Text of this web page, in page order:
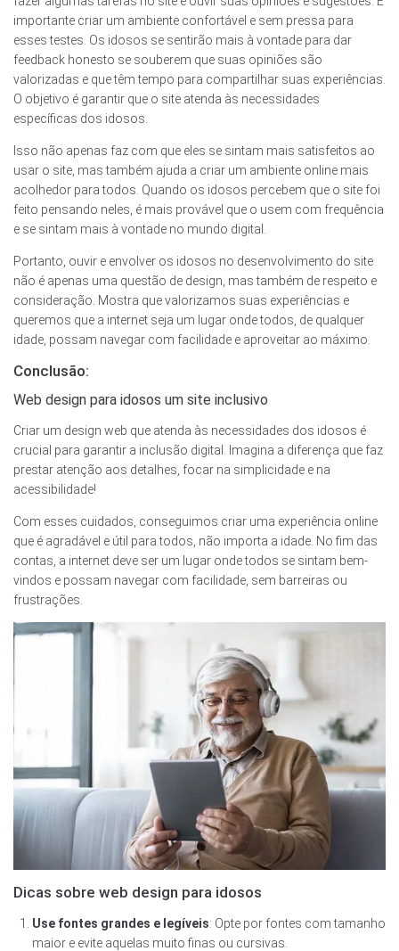
importante criar um ambiente confortável e sem pressa para
esses testes. Os idosos se sentirão mais à vontade para dar
feedback honesto se souberem que suas opiniões são
valorizadas e que têm tempo para compartilhar suas experiências.
O objetivo é garantir que o site atenda às necessidades
específicas dos idosos.
Isso não apenas faz com que eles se sintam mais satisfeitos ao
usar o site, mas também ajuda a criar um ambiente online mais
acolhedor para todos. Quando os idosos percebem que o site foi
feito pensando neles, é mais provável que o usem com frequência
e se sintam mais à vontade no mundo digital.
Portanto, ouvir e envolver os idosos no desenvolvimento do site
não é apenas uma questão de design, mas também de respeito e
consideração. Mostra que valorizamos suas experiências e
queremos que a internet seja um lugar onde todos, de qualquer
idade, possam navegar com facilidade e aproveitar ao máximo.
Conclusão:
Web design para idosos um site inclusivo
Criar um design web que atenda às necessidades dos idosos é
crucial para garantir a inclusão digital. Imagina a diferença que faz
prestar atenção aos detalhes, focar na simplicidade e na
acessibilidade!
Com esses cuidados, conseguimos criar uma experiência online
que é agradável e útil para todos, não importa a idade. No fim das
contas, a internet deve ser um lugar onde todos se sintam bem-
vindos e possam navegar com facilidade, sem barreiras ou
frustrações.
Dicas sobre web design para idosos
Use fontes grandes e legíveis: Opte por fontes com tamanho
maior e evite aquelas muito finas ou cursivas.